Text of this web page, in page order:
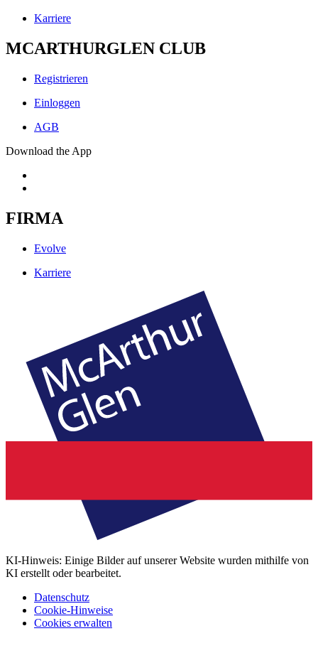
Karriere
MCARTHURGLEN CLUB
Registrieren
Einloggen
AGB
Download the App
FIRMA
Evolve
Karriere
KI-Hinweis: Einige Bilder auf unserer Website wurden mithilfe von
KI erstellt oder bearbeitet.
Datenschutz
Cookie-Hinweise
Cookies erwalten